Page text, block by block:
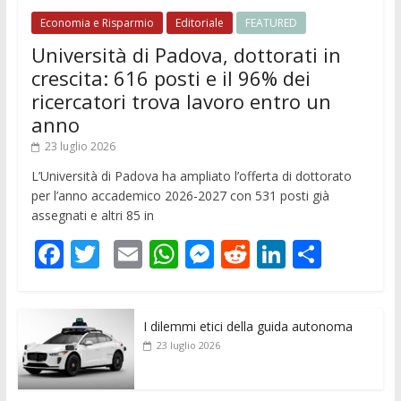
Economia e Risparmio Editoriale FEATURED
Università di Padova, dottorati in
crescita: 616 posti e il 96% dei
ricercatori trova lavoro entro un
anno
23 luglio 2026
L’Università di Padova ha ampliato l’offerta di dottorato
per l’anno accademico 2026-2027 con 531 posti già
assegnati e altri 85 in
F
e
b
o
T
itt
er
E
ai
l
W
s
M
ss
e
R
di
Li
e
C
di
I dilemmi etici della guida autonoma
23 luglio 2026